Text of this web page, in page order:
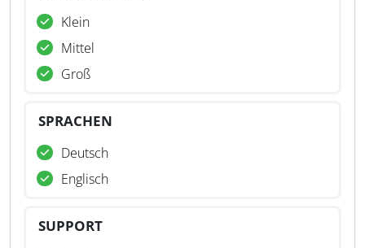
Klein
Mittel
Groß
SPRACHEN
Deutsch
Englisch
SUPPORT